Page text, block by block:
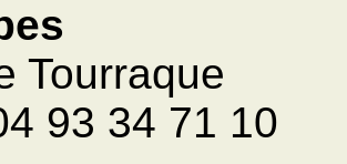
Tourraque
93 34 71 10